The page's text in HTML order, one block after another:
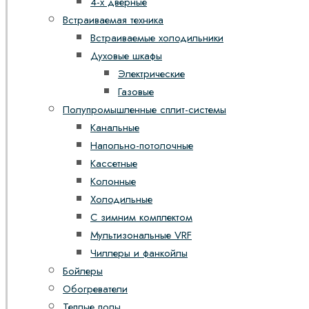
Встраиваемая техника
Встраиваемые холодильники
Духовые шкафы
Электрические
Газовые
Полупромышленные сплит-системы
Канальные
Напольно-потолочные
Кассетные
Колонные
Холодильные
С зимним комплектом
Мультизональные VRF
Чиллеры и фанкойлы
Бойлеры
Обогреватели